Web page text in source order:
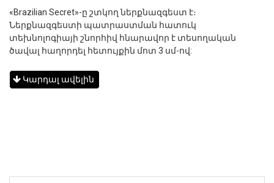
«Brazilian Secret»-ը շտկող ներքնազգեստ է։
Ներքնազգեստի պատրաստման հատուկ
տեխնոլոգիայի շնորհիվ հնարավոր է տեսողական
ծավալ հաղորդել հետույքին մոտ 3 սմ-ով:
Կարդալ ավելին